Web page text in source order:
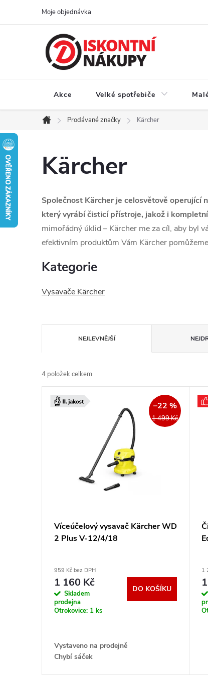
Moje objednávka
Akce Velké spotřebiče
Domů
Prodávané značky Kärcher
Kärcher
Společnost Kärcher je celosvětově
který vyrábí čisticí přístroje, jakož i
mimořádný úklid – Kärcher me za cíl, aby byl
efektivním produktům Vám Kärcher
Kategorie
Vysavače Kärcher
a
z
e
NEJLEVNĚJŠÍ
4 položek celkem
V
1 499 Kč
–22 %
Víceúčelový vysavač Kärcher WD
2 Plus V-12/4/18
959 Kč bez DPH
1 160 Kč
Skladem
prodejna
Otrokovice: 1 ks
DO KOŠÍKU
Vystaveno na prodejně
Chybí sáček
1